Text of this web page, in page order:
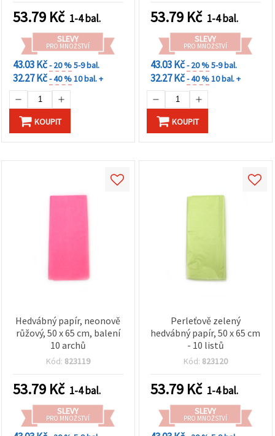
53.79 Kč 1-4 bal.
SLEVY
PRO MNOŽSTVÍ
43.03 Kč- 20 %5-9 bal.
32.27 Kč- 40 %10 bal. +
KOUPIT
53.79 Kč 1-4 bal.
SLEVY
PRO MNOŽSTVÍ
43.03 Kč- 20 %5-9 bal.
32.27 Kč- 40 %10 bal. +
KOUPIT
Hedvábný papír, neonově
růžový, 50 x 65 cm, balení
10 archů
Kód: 823119
53.79 Kč 1-4 bal.
SLEVY
PRO MNOŽSTVÍ
Perleťově zelený
hedvábný papír, 50 x 65 cm
- 10 listů
Kód: 823120
53.79 Kč 1-4 bal.
SLEVY
PRO MNOŽSTVÍ